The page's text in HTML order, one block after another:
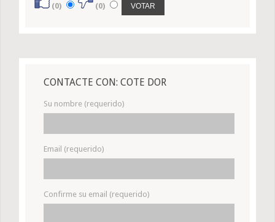
(0) (0)
CONTACTE CON: COTE DOR
Su nombre (requerido)
Email (requerido)
Confirme su email (requerido)